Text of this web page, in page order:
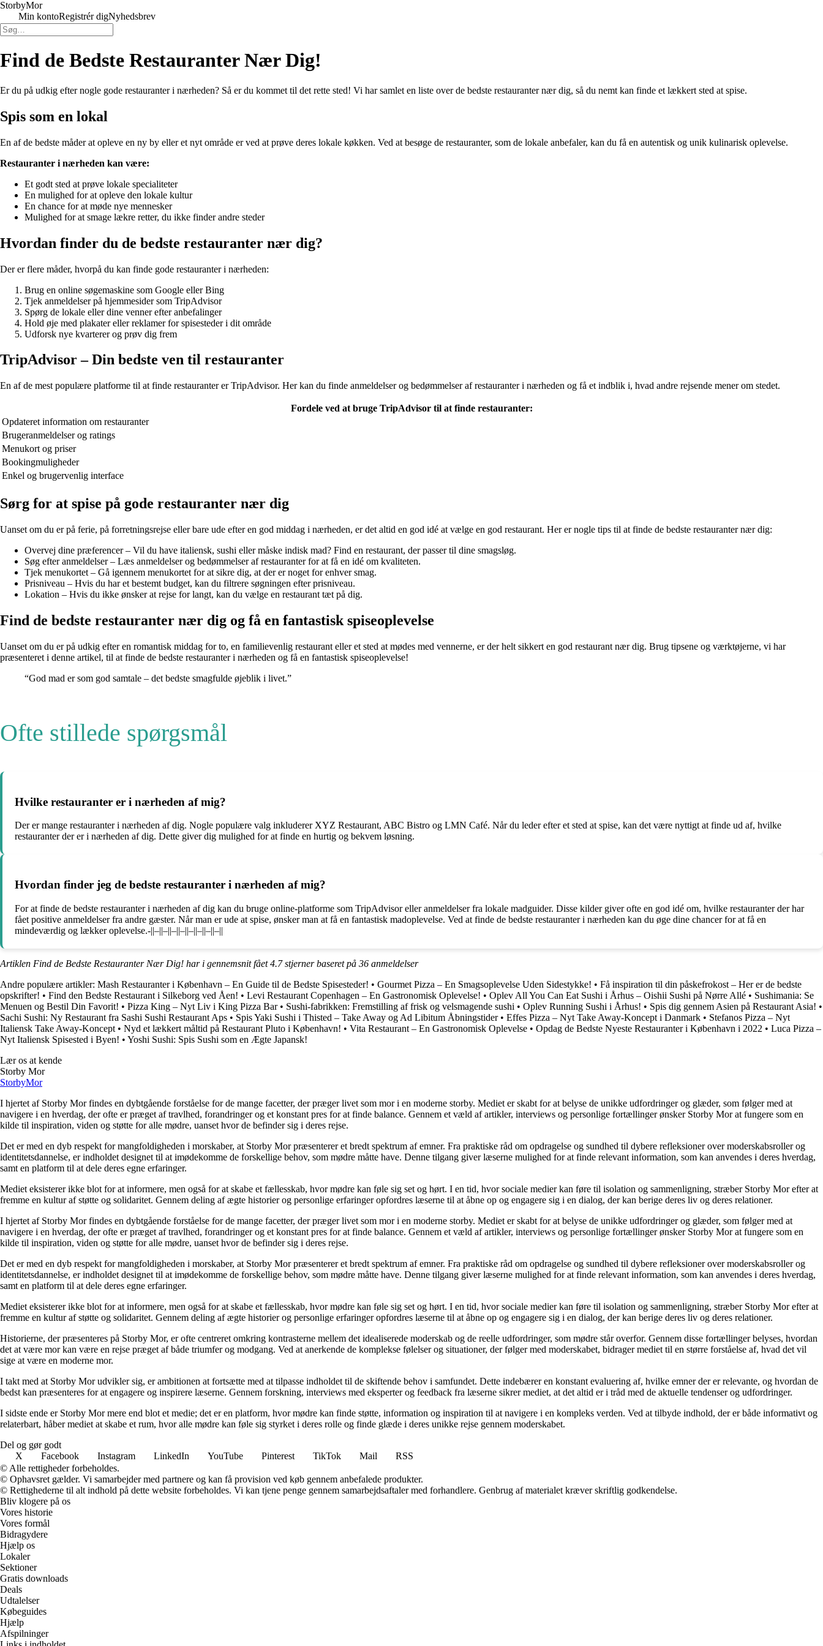
StorbyMor
Min kontoRegistrér digNyhedsbrev
Find de Bedste Restauranter Nær Dig!
Er du på udkig efter nogle gode restauranter i nærheden? Så er du kommet til det rette sted! Vi har samlet en liste over de bedste restauranter nær dig, så du nemt kan finde et lækkert sted at spise.
Spis som en lokal
En af de bedste måder at opleve en ny by eller et nyt område er ved at prøve deres lokale køkken. Ved at besøge de restauranter, som de lokale anbefaler, kan du få en autentisk og unik kulinarisk oplevelse.
Restauranter i nærheden kan være:
Et godt sted at prøve lokale specialiteter
En mulighed for at opleve den lokale kultur
En chance for at møde nye mennesker
Mulighed for at smage lækre retter, du ikke finder andre steder
Hvordan finder du de bedste restauranter nær dig?
Der er flere måder, hvorpå du kan finde gode restauranter i nærheden:
Brug en online søgemaskine som Google eller Bing
Tjek anmeldelser på hjemmesider som TripAdvisor
Spørg de lokale eller dine venner efter anbefalinger
Hold øje med plakater eller reklamer for spisesteder i dit område
Udforsk nye kvarterer og prøv dig frem
TripAdvisor – Din bedste ven til restauranter
En af de mest populære platforme til at finde restauranter er TripAdvisor. Her kan du finde anmeldelser og bedømmelser af restauranter i nærheden og få et indblik i, hvad andre rejsende mener om stedet.
Fordele ved at bruge TripAdvisor til at finde restauranter:
Opdateret information om restauranter
Brugeranmeldelser og ratings
Menukort og priser
Bookingmuligheder
Enkel og brugervenlig interface
Sørg for at spise på gode restauranter nær dig
Uanset om du er på ferie, på forretningsrejse eller bare ude efter en god middag i nærheden, er det altid en god idé at vælge en god restaurant. Her er nogle tips til at finde de bedste restauranter nær dig:
Overvej dine præferencer – Vil du have italiensk, sushi eller måske indisk mad? Find en restaurant, der passer til dine smagsløg.
Søg efter anmeldelser – Læs anmeldelser og bedømmelser af restauranter for at få en idé om kvaliteten.
Tjek menukortet – Gå igennem menukortet for at sikre dig, at der er noget for enhver smag.
Prisniveau – Hvis du har et bestemt budget, kan du filtrere søgningen efter prisniveau.
Lokation – Hvis du ikke ønsker at rejse for langt, kan du vælge en restaurant tæt på dig.
Find de bedste restauranter nær dig og få en fantastisk spiseoplevelse
Uanset om du er på udkig efter en romantisk middag for to, en familievenlig restaurant eller et sted at mødes med vennerne, er der helt sikkert en god restaurant nær dig. Brug tipsene og værktøjerne, vi har
præsenteret i denne artikel, til at finde de bedste restauranter i nærheden og få en fantastisk spiseoplevelse!
“God mad er som god samtale – det bedste smagfulde øjeblik i livet.”
Ofte stillede spørgsmål
Hvilke restauranter er i nærheden af mig?
Der er mange restauranter i nærheden af dig. Nogle populære valg inkluderer XYZ Restaurant, ABC Bistro og LMN Café. Når du leder efter et sted at spise, kan det være nyttigt at finde ud af, hvilke
restauranter der er i nærheden af dig. Dette giver dig mulighed for at finde en hurtig og bekvem løsning.
Hvordan finder jeg de bedste restauranter i nærheden af mig?
For at finde de bedste restauranter i nærheden af dig kan du bruge online-platforme som TripAdvisor eller anmeldelser fra lokale madguider. Disse kilder giver ofte en god idé om, hvilke restauranter der har
fået positive anmeldelser fra andre gæster. Når man er ude at spise, ønsker man at få en fantastisk madoplevelse. Ved at finde de bedste restauranter i nærheden kan du øge dine chancer for at få en
mindeværdig og lækker oplevelse.-||–||–||–||–||–||–||–||–||
Artiklen Find de Bedste Restauranter Nær Dig! har i gennemsnit fået4.7stjerner baseret på 36 anmeldelser
Andre populære artikler: Mash Restauranter i København – En Guide til de Bedste Spisesteder! • Gourmet Pizza – En Smagsoplevelse Uden Sidestykke! • Få inspiration til din påskefrokost – Her er de bedste
opskrifter! • Find den Bedste Restaurant i Silkeborg ved Åen! • Levi Restaurant Copenhagen – En Gastronomisk Oplevelse! • Oplev All You Can Eat Sushi i Århus – Oishii Sushi på Nørre Allé • Sushimania: Se
Menuen og Bestil Din Favorit! • Pizza King – Nyt Liv i King Pizza Bar• Sushi-fabrikken: Fremstilling af frisk og velsmagende sushi • Oplev Running Sushi i Århus! • Spis dig gennem Asien på Restaurant Asia! •
Sachi Sushi: Ny Restaurant fra Sashi Sushi Restaurant Aps • Spis Yaki Sushi i Thisted – Take Away og Ad Libitum Åbningstider• Effes Pizza – Nyt Take Away-Koncept i Danmark • Stefanos Pizza – Nyt
Italiensk Take Away-Koncept • Nyd et lækkert måltid på Restaurant Pluto i København! • Vita Restaurant – En Gastronomisk Oplevelse • Opdag de Bedste Nyeste Restauranter i København i 2022 • Luca Pizza –
Nyt Italiensk Spisested i Byen! • Yoshi Sushi: Spis Sushi som en Ægte Japansk!
Lær os at kende
Storby Mor
StorbyMor
I hjertet af Storby Mor findes en dybtgående forståelse for de mange facetter, der præger livet som mor i en moderne storby. Mediet er skabt for at belyse de unikke udfordringer og glæder, som følger med at
navigere i en hverdag, der ofte er præget af travlhed, forandringer og et konstant pres for at finde balance. Gennem et væld af artikler, interviews og personlige fortællinger ønsker Storby Mor at fungere som en
kilde til inspiration, viden og støtte for alle mødre, uanset hvor de befinder sig i deres rejse.
Det er med en dyb respekt for mangfoldigheden i morskaber, at Storby Mor præsenterer et bredt spektrum af emner. Fra praktiske råd om opdragelse og sundhed til dybere refleksioner over moderskabsroller og
identitetsdannelse, er indholdet designet til at imødekomme de forskellige behov, som mødre måtte have. Denne tilgang giver læserne mulighed for at finde relevant information, som kan anvendes i deres hverdag,
samt en platform til at dele deres egne erfaringer.
Mediet eksisterer ikke blot for at informere, men også for at skabe et fællesskab, hvor mødre kan føle sig set og hørt. I en tid, hvor sociale medier kan føre til isolation og sammenligning, stræber Storby Mor efter at
fremme en kultur af støtte og solidaritet. Gennem deling af ægte historier og personlige erfaringer opfordres læserne til at åbne op og engagere sig i en dialog, der kan berige deres liv og deres relationer.
I hjertet af Storby Mor findes en dybtgående forståelse for de mange facetter, der præger livet som mor i en moderne storby. Mediet er skabt for at belyse de unikke udfordringer og glæder, som følger med at
navigere i en hverdag, der ofte er præget af travlhed, forandringer og et konstant pres for at finde balance. Gennem et væld af artikler, interviews og personlige fortællinger ønsker Storby Mor at fungere som en
kilde til inspiration, viden og støtte for alle mødre, uanset hvor de befinder sig i deres rejse.
Det er med en dyb respekt for mangfoldigheden i morskaber, at Storby Mor præsenterer et bredt spektrum af emner. Fra praktiske råd om opdragelse og sundhed til dybere refleksioner over moderskabsroller og
identitetsdannelse, er indholdet designet til at imødekomme de forskellige behov, som mødre måtte have. Denne tilgang giver læserne mulighed for at finde relevant information, som kan anvendes i deres hverdag,
samt en platform til at dele deres egne erfaringer.
Mediet eksisterer ikke blot for at informere, men også for at skabe et fællesskab, hvor mødre kan føle sig set og hørt. I en tid, hvor sociale medier kan føre til isolation og sammenligning, stræber Storby Mor efter at
fremme en kultur af støtte og solidaritet. Gennem deling af ægte historier og personlige erfaringer opfordres læserne til at åbne op og engagere sig i en dialog, der kan berige deres liv og deres relationer.
Historierne, der præsenteres på Storby Mor, er ofte centreret omkring kontrasterne mellem det idealiserede moderskab og de reelle udfordringer, som mødre står overfor. Gennem disse fortællinger belyses, hvordan
det at være mor kan være en rejse præget af både triumfer og modgang. Ved at anerkende de komplekse følelser og situationer, der følger med moderskabet, bidrager mediet til en større forståelse af, hvad det vil
sige at være en moderne mor.
I takt med at Storby Mor udvikler sig, er ambitionen at fortsætte med at tilpasse indholdet til de skiftende behov i samfundet. Dette indebærer en konstant evaluering af, hvilke emner der er relevante, og hvordan de
bedst kan præsenteres for at engagere og inspirere læserne. Gennem forskning, interviews med eksperter og feedback fra læserne sikrer mediet, at det altid er i tråd med de aktuelle tendenser og udfordringer.
I sidste ende er Storby Mor mere end blot et medie; det er en platform, hvor mødre kan finde støtte, information og inspiration til at navigere i en kompleks verden. Ved at tilbyde indhold, der er både informativt og
relaterbart, håber mediet at skabe et rum, hvor alle mødre kan føle sig styrket i deres rolle og finde glæde i deres unikke rejse gennem moderskabet.
Del og gør godt
X
Facebook Instagram LinkedIn YouTube Pinterest TikTok Mail
RSS
© Alle rettigheder forbeholdes.
© Ophavsret gælder. Vi samarbejder med partnere og kan få provision ved køb gennem anbefalede produkter.
© Rettighederne til alt indhold på dette website forbeholdes. Vi kan tjene penge gennem samarbejdsaftaler med forhandlere. Genbrug af materialet kræver skriftlig godkendelse.
Bliv klogere på os
Vores historie
Vores formål
Bidragydere
Hjælp os
Lokaler
Sektioner
Gratis downloads
Deals
Udtalelser
Købeguides
Hjælp
Afspilninger